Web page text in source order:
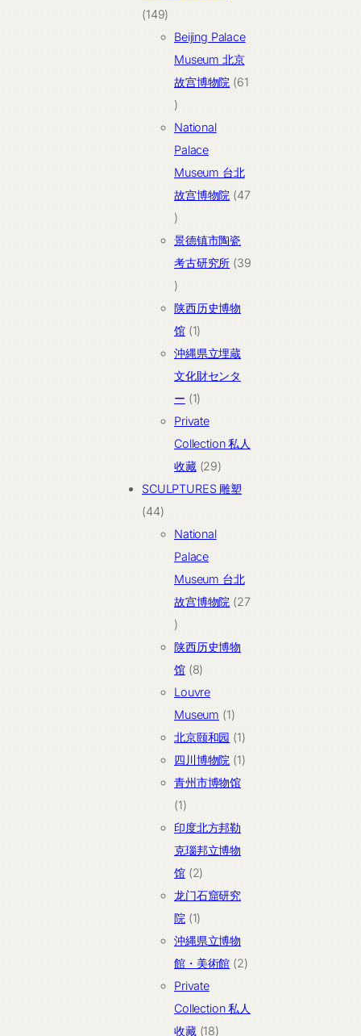
品
149149
个
产
品
Beijing Palace
Museum 北京
故宫博物院
61
61
个
产
品
National
Palace
Museum 台北
故宫博物院
47
47
个
产
品
景德镇市陶瓷
考古研究所 39
39
个
产
品
陕西历史博物
馆 11
个
产
品
沖縄県立埋蔵
文化財センタ
ー 11
个
产
品
Private
Collection 私人
收藏 2929
个
SCULPTURES 雕塑
4444
个
National
Palace
Museum 台北
故宫博物院
27
27
个
产
品
陕西历史博物
馆 88
个
产
品
Louvre
Museum 11
个
产
品
北京颐和园 11
个
产
四川博物院 11
个
青州市博物馆
11
个
产
品
印度北方邦勒
克瑙邦立博物
馆 22
个
产
品
龙门石窟研究
院 11
个
产
品
沖縄県立博物
館・美術館 22
产
Private
Collection 私人
收藏 1818